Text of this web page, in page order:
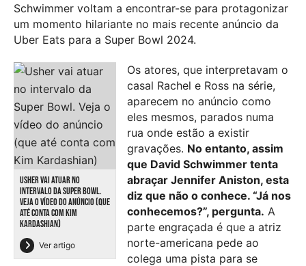
Schwimmer voltam a encontrar-se para protagonizar
um momento hilariante no mais recente anúncio da
Uber Eats para a Super Bowl 2024.
USHER VAI ATUAR NO
INTERVALO DA SUPER BOWL.
VEJA O VÍDEO DO ANÚNCIO (QUE
ATÉ CONTA COM KIM
KARDASHIAN)
Ver artigo
Os atores, que interpretavam o
casal Rachel e Ross na série,
aparecem no anúncio como
eles mesmos, parados numa
rua onde estão a existir
gravações. No entanto, assim
que David Schwimmer tenta
abraçar Jennifer Aniston, esta
diz que não o conhece. “Já nos
conhecemos?”, pergunta. A
parte engraçada é que a atriz
norte-americana pede ao
colega uma pista para se